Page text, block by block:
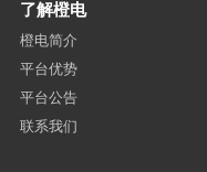
了解橙电
橙电简介
平台优势
平台公告
联系我们